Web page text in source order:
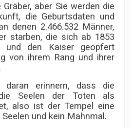
aber Sie werden die
die Geburtsdaten und
denen 2.466.532 Männer,
starben, die sich ab 1853
den Kaiser geopfert
von ihrem Rang und ihrer
erinnern, dass die
die Seelen der Toten als
also ist der Tempel eine
und kein Mahnmal.